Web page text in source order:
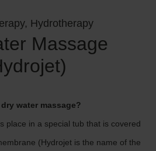
Hydrotherapy
Massage
water massage?
place in a special tub that is covered
(Hydrojet is the name of the